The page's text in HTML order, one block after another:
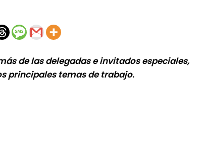
de las delegadas e invitados especiales,
principales temas de trabajo.